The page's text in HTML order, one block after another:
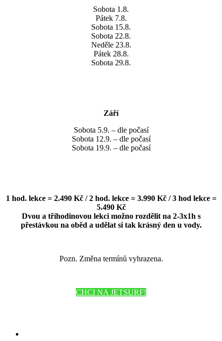
Sobota 1.8.
Pátek 7.8.
Sobota 15.8.
Sobota 22.8.
Neděle 23.8.
Pátek 28.8.
Sobota 29.8.
Září
Sobota 5.9. – dle počasí
Sobota 12.9. – dle počasí
Sobota 19.9. – dle počasí
1 hod. lekce = 2.490 Kč / 2 hod. lekce = 3.990 Kč / 3 hod lekce =
5.490 Kč
Dvou a tříhodinovou lekci možno rozdělit na 2-3x1h s
přestávkou na oběd a udělat si tak krásný den u vody.
Pozn. Změna termínů vyhrazena.
CHCI NA JETSURF!